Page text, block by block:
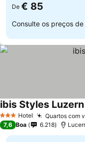
De € 85
Consulte os preços de
3 EstrelasHotel Quartos com
ibis Styles
7,6 Boa 6.218